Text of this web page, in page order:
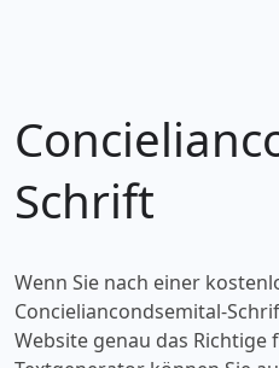
Schrift
Wenn Sie nach einer
Concieliancondsemital-
Website genau das Richtige